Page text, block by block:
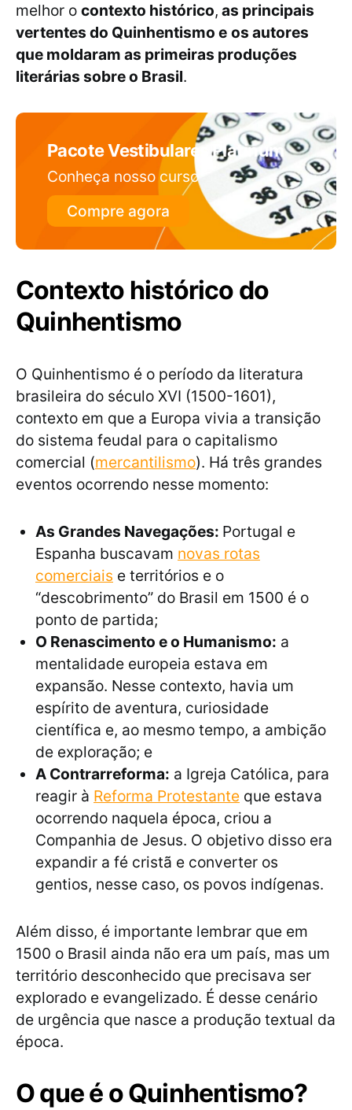
melhor o contexto histórico, as principais
vertentes do Quinhentismo e os autores
que moldaram as primeiras produções
literárias sobre o Brasil.
Pacote Vestibulares Platinum
Conheça nosso curso
Compre agora
Contexto histórico do
Quinhentismo
O Quinhentismo é o período da literatura
brasileira do século XVI (1500-1601),
contexto em que a Europa vivia a transição
do sistema feudal para o capitalismo
comercial (mercantilismo). Há três grandes
eventos ocorrendo nesse momento:
As Grandes Navegações: Portugal e
Espanha buscavam novas rotas
comerciais e territórios e o
“descobrimento” do Brasil em 1500 é o
ponto de partida;
O Renascimento e o Humanismo: a
mentalidade europeia estava em
expansão. Nesse contexto, havia um
espírito de aventura, curiosidade
científica e, ao mesmo tempo, a ambição
de exploração; e
A Contrarreforma: a Igreja Católica, para
reagir à Reforma Protestante que estava
ocorrendo naquela época, criou a
Companhia de Jesus. O objetivo disso era
expandir a fé cristã e converter os
gentios, nesse caso, os povos indígenas.
Além disso, é importante lembrar que em
1500 o Brasil ainda não era um país, mas um
território desconhecido que precisava ser
explorado e evangelizado. É desse cenário
de urgência que nasce a produção textual da
época.
O que é o Quinhentismo?